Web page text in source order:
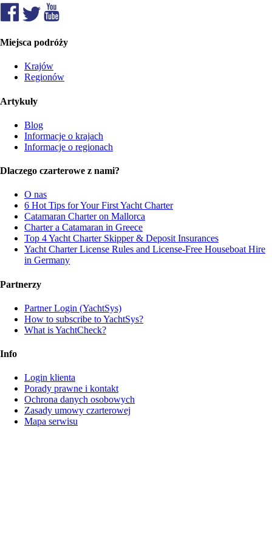
Miejsca podróży
Krajów
Regionów
Artykuły
Blog
Informacje o krajach
Informacje o regionach
Dlaczego czarterowe z nami?
O nas
6 Hot Tips for Your First Yacht Charter
Catamaran Charter on Mallorca
Charter a Catamaran in Greece
Top 4 Yacht Charter Skipper & Deposit Insurances
Yacht Charter License Rules and License-Free Houseboat Hire
in Germany
Partnerzy
Partner Login (YachtSys)
How to subscribe to YachtSys?
What is YachtCheck?
Info
Login klienta
Porady prawne i kontakt
Ochrona danych osobowych
Zasady umowy czarterowej
Mapa serwisu